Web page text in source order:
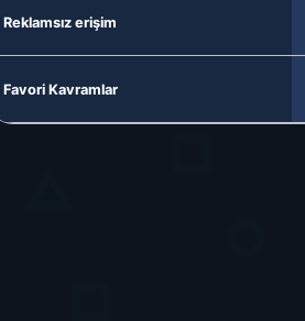
Reklamsız erişim
Favori Kavramlar